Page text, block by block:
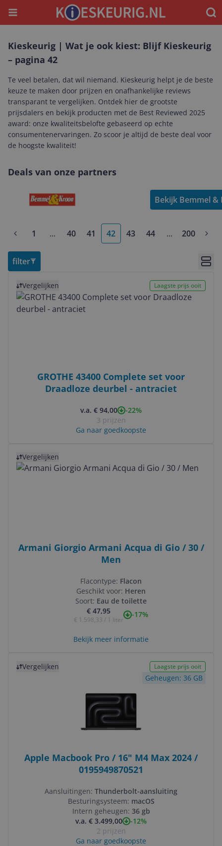
Menu
Kieskeurig | Wat je ook kiest: Blijf Kieskeurig
– pagina 42
Te veel betalen, dat wil niemand. Kieskeurig helpt je de beste
keuze te maken door prijzen en onafhankelijke reviews
transparant te vergelijken. Ontdek hier de grootste
prijsdalers en bekijk producten met de Best Reviewed 2025
award: onze kwaliteitsbelofte gebaseerd op echte
consumentenervaringen. Zo scoor je altijd de beste deal voor
de hoogste kwaliteit!
Deals van onze partners
Bekijk Bemmel &
1 ...More pages
40 41 42 43 44 ...More pages
200
filter
Vergelijken Laagste prijs ooit
GROTHE 43400 Complete set voor
Draadloze deurbel - antraciet
v.a. € 94,00
-22%
3 prijzen
Ga naar goedkoopste
Vergelijken
Armani Giorgio Armani Acqua di Gio / 30 /
Men
Flacontype: Flacon
Geschikt voor: Heren
Soort: Eau de toilette
€ 47,95
€ 1.598,33 / 1 liter
-17%
Bekijk meer informatie
Vergelijken Laagste prijs ooit
Geheugen: 36 GB
Apple Macbook Pro / 16" M4 Max 2024 /
0195949870521
Aansluitingen: Thunderbolt-aansluiting
Besturingsysteem: macOS
Intern geheugen: 36 gb
v.a. € 3.499,00
-12%
2 prijzen
Ga naar goedkoopste